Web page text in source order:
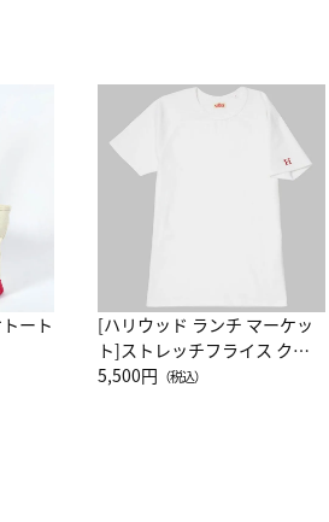
ート
[ハリウッド ランチ マーケッ
ト]ストレッチフライス クル
ーネック別注半袖Ｔシャツ
5,500円 （税込）